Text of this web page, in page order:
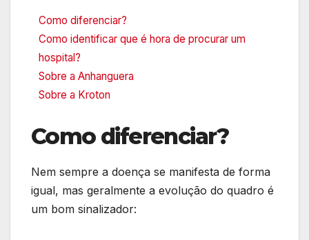
Como diferenciar?
Como identificar que é hora de procurar um
hospital?
Sobre a Anhanguera
Sobre a Kroton
Como diferenciar?
Nem sempre a doença se manifesta de forma
igual, mas geralmente a evolução do quadro é
um bom sinalizador: